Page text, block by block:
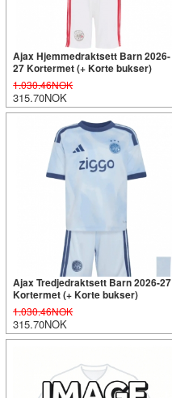
Ajax Hjemmedraktsett Barn 2026-
27 Kortermet (+ Korte bukser)
1.030.46NOK
315.70NOK
Ajax Tredjedraktsett Barn 2026-27
Kortermet (+ Korte bukser)
1.030.46NOK
315.70NOK